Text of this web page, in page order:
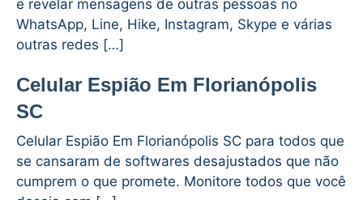
e revelar mensagens de outras pessoas no
WhatsApp, Line, Hike, Instagram, Skype e várias
outras redes […]
Celular Espião Em Florianópolis
SC
Celular Espião Em Florianópolis SC para todos que
se cansaram de softwares desajustados que não
cumprem o que promete. Monitore todos que você